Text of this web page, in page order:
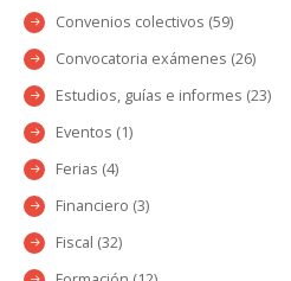
Convenios colectivos (59)
Convocatoria exámenes (26)
Estudios, guías e informes (23)
Eventos (1)
Ferias (4)
Financiero (3)
Fiscal (32)